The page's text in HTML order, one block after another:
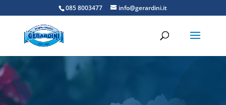
085 8003477 info@gerardini.it